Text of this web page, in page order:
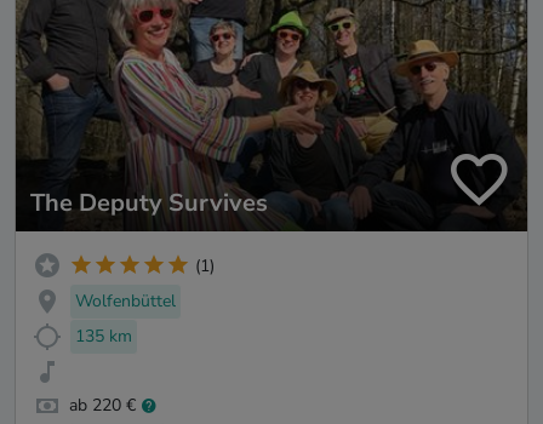
The Deputy Survives
(1)
Wolfenbüttel
135 km
ab 220 €